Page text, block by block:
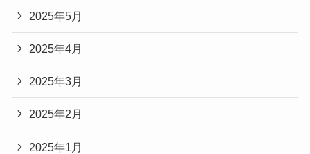
2025年5月
2025年4月
2025年3月
2025年2月
2025年1月